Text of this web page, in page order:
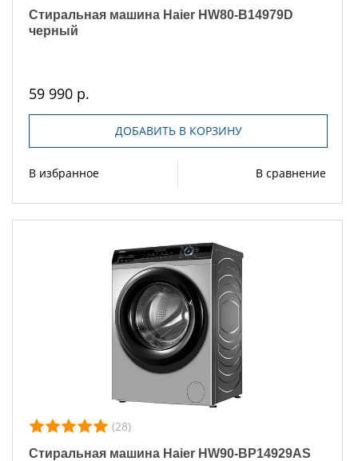
Стиральная машина Haier HW80-B14979D
черный
59 990 р.
ДОБАВИТЬ В КОРЗИНУ
В избранное В сравнение
(28)
Стиральная машина Haier HW90-BP14929AS